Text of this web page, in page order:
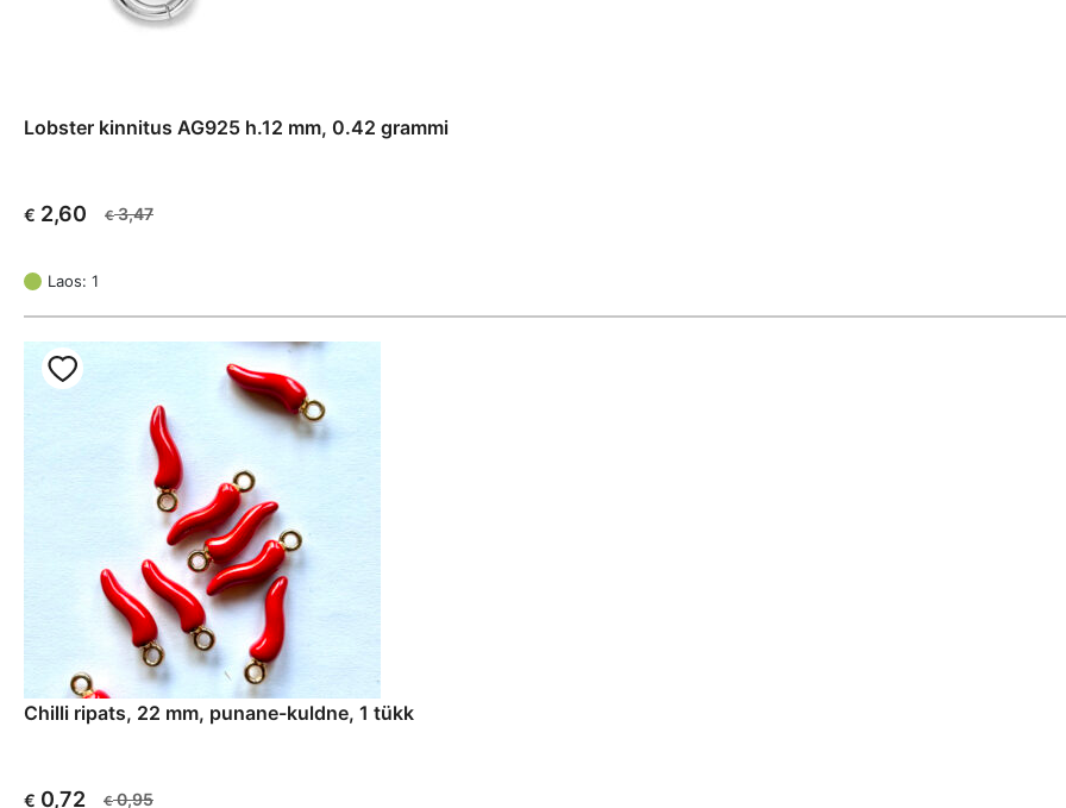
Lobster kinnitus AG925 h.12 mm, 0.42 grammi
€3,47
Algne
oli:
€ 3,47.
€ 2,60
Current
is:
€ 2,60.
Laos: 1
Chilli ripats, 22 mm, punane-kuldne, 1 tükk
€0,95
€ 0,72